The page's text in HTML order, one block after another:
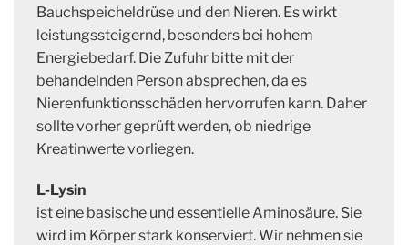
Bauchspeicheldrüse und den Nieren. Es wirkt
leistungssteigernd, besonders bei hohem
Energiebedarf. Die Zufuhr bitte mit der
behandelnden Person absprechen, da es
Nierenfunktionsschäden hervorrufen kann. Daher
sollte vorher geprüft werden, ob niedrige
Kreatinwerte vorliegen.
L-Lysin
ist eine basische und essentielle Aminosäure. Sie
wird im Körper stark konserviert. Wir nehmen sie